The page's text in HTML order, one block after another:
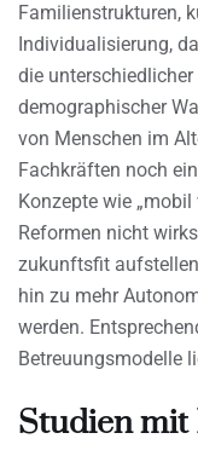
Familienstrukturen,
Individualisierung,
die
demographischer
von Menschen im
Fachkräften noch
Konzepte wie
Reformen nicht
zukunftsfit
hin zu mehr
werden.
Betreuungsmodelle
Studien mit